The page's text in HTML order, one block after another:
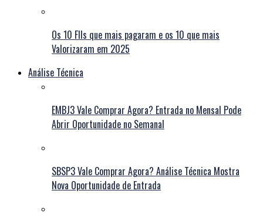
Os 10 FIIs que mais pagaram e os 10 que mais
Valorizaram em 2025
Análise Técnica
EMBJ3 Vale Comprar Agora? Entrada no Mensal Pode
Abrir Oportunidade no Semanal
SBSP3 Vale Comprar Agora? Análise Técnica Mostra
Nova Oportunidade de Entrada